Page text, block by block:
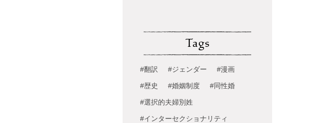
Tags
#翻訳 #ジェンダー #漫画
#歴史 #婚姻制度 #同性婚
#選択的夫婦別姓
#インターセクショナリティ